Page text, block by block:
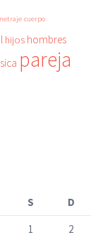
cuerpo
hijos hombres
pareja
S
D
1
2